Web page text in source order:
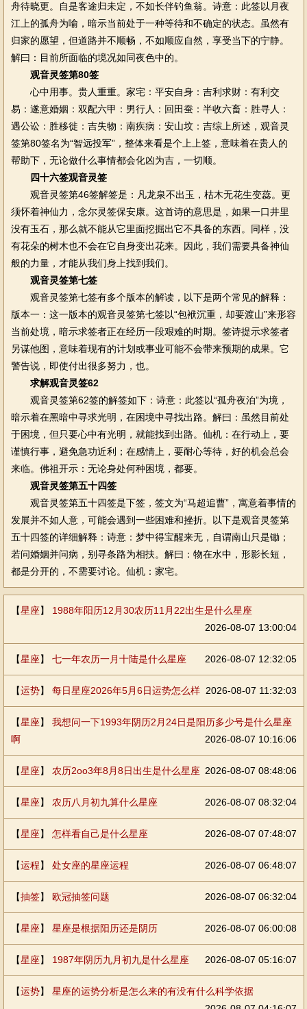
舟待晓更。自是客途归未定，不如长伴钓鱼翁。诗意：此签以月夜
江上的孤舟为喻，暗示当前处于一种等待和不确定的状态。虽然有
归家的愿望，但道路并不顺畅，不如顺应自然，享受当下的宁静。
解曰：目前所面临的境况如同夜色中的。
观音灵签第80签
心中用事。贵人重重。家宅：平安自身：吉利求财：有利交
易：遂意婚姻：双配六甲：男行人：回田蚕：半收六畜：胜寻人：
遇公讼：胜移徙：吉失物：南疾病：安山坟：吉综上所述，观音灵
签第80签名为“智远投军”，整体来看是个上上签，意味着在贵人的
帮助下，无论做什么事情都会化凶为吉，一切顺。
四十六签观音灵签
观音灵签第46签解签是：凡龙泉不出玉，枯木无花生变蕊。更
须怀着神仙力，念尔灵签保安康。这首诗的意思是，如果一口井里
没有玉石，那么就不能从它里面挖掘出它不具备的东西。同样，没
有花朵的树木也不会在它自身变出花来。因此，我们需要具备神仙
般的力量，才能从我们身上找到我们。
观音灵签第七签
观音灵签第七签有多个版本的解读，以下是两个常见的解释：
版本一：这一版本的观音灵签第七签以“包袱沉重，却要渡山”来形容
当前处境，暗示求签者正在经历一段艰难的时期。签诗提示求签者
另谋他图，意味着现有的计划或事业可能不会带来预期的成果。它
警告说，即使付出很多努力，也。
求解观音灵签62
观音灵签第62签的解签如下：诗意：此签以“孤舟夜泊”为境，
暗示着在黑暗中寻求光明，在困境中寻找出路。解曰：虽然目前处
于困境，但只要心中有光明，就能找到出路。仙机：在行动上，要
谨慎行事，避免急功近利；在感情上，要耐心等待，好的机会总会
来临。佛祖开示：无论身处何种困境，都要。
观音灵签第五十四签
观音灵签第五十四签是下签，签文为“马超追曹”，寓意着事情的
发展并不如人意，可能会遇到一些困难和挫折。以下是观音灵签第
五十四签的详细解释：诗意：梦中得宝醒来无，自谓南山只是锄；
若问婚姻并问病，别寻条路为相扶。解曰：物在水中，形影长短，
都是分开的，不需要讨论。仙机：家宅。
【星座】 1988年阳历12月30农历11月22出生是什么星座
2026-08-07 13:00:04
【星座】 七一年农历一月十陆是什么星座 2026-08-07 12:32:05
【运势】 每日星座2026年5月6日运势怎么样 2026-08-07 11:32:03
【星座】 我想问一下1993年阴历2月24日是阳历多少号是什么星座
啊
2026-08-07 10:16:06
【星座】 农历2oo3年8月8日出生是什么星座 2026-08-07 08:48:06
【星座】 农历八月初九算什么星座 2026-08-07 08:32:04
【星座】 怎样看自己是什么星座 2026-08-07 07:48:07
【运程】 处女座的星座运程 2026-08-07 06:48:07
【抽签】 欧冠抽签问题 2026-08-07 06:32:04
【星座】 星座是根据阳历还是阴历 2026-08-07 06:00:08
【星座】 1987年阴历九月初九是什么星座 2026-08-07 05:16:07
【运势】 星座的运势分析是怎么来的有没有什么科学依据